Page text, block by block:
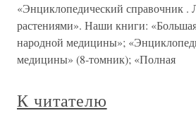
«Энциклопедический справочник .
растениями». Наши книги:
народной медицины»;
медицины» (8-томник); «Полная
К читателю